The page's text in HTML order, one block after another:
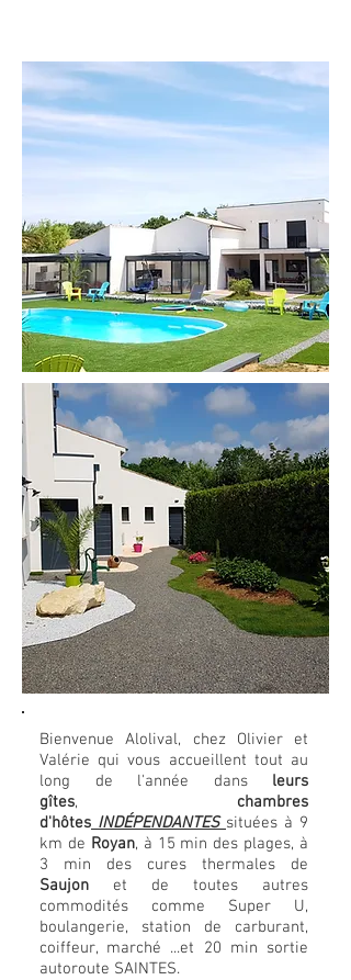
Bienvenue Alolival, chez Olivier et
Valérie qui vous accueillent tout au
long de l'année dans leurs
gîtes, chambres
d'hôtes INDÉPENDANTES situées à 9
km de Royan, à 15 min des plages, à
3 min des cures thermales de
Saujon et de toutes autres
commodités comme Super U,
boulangerie, station de carburant,
coiffeur, marché ...et 20 min sortie
autoroute SAINTES.